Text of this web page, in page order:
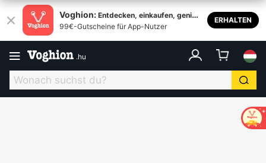
Voghion: Entdecken, einkaufen, genieß
en
99€-Gutscheine für App-Nutzer
ERHALTEN
.hu